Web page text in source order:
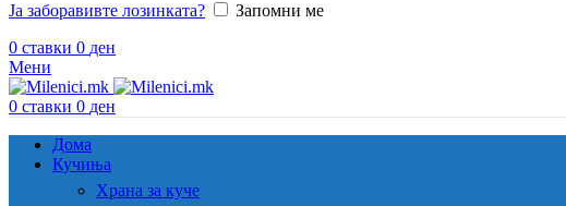
Ја заборавивте лозинката?
Запомни ме
0 ставки 0 ден
Мени
0 ставки 0 ден
Дома
Кучиња
Храна за куче